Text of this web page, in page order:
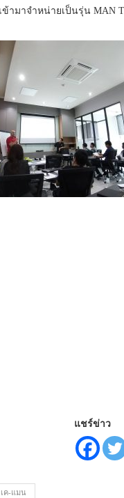
ข้ามาจำหน่ายเป็นรุ่น MAN
แชร์ข่าว
เค-แมน